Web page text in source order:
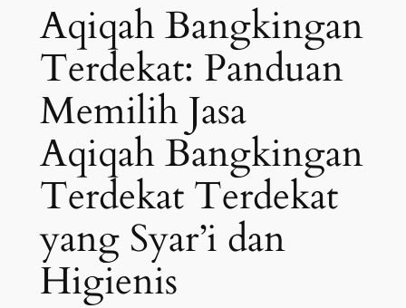
Aqiqah Bangkingan
Terdekat: Panduan
Memilih Jasa
Aqiqah Bangkingan
Terdekat Terdekat
yang Syar’i dan
Higienis